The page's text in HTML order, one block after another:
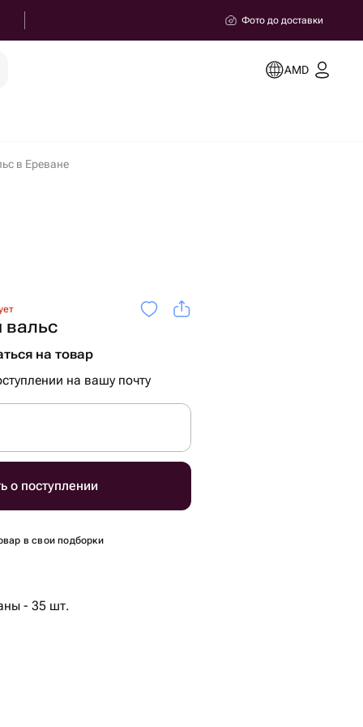
Фото до доставки
AMD
в Ереване
вальс
на товар
на вашу почту
о поступлении
в свои подборки
- 35 шт.